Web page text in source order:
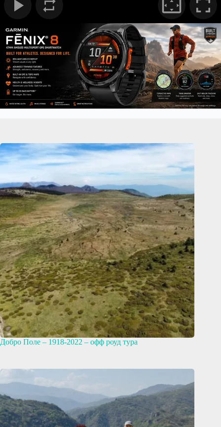
Добро Поле – 1918-2022 – офф роуд тура